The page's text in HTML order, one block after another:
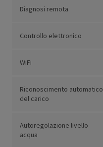
Diagnosi remota
Controllo elettronico
WiFi
Riconoscimento automatico
del carico
Autoregolazione livello
acqua